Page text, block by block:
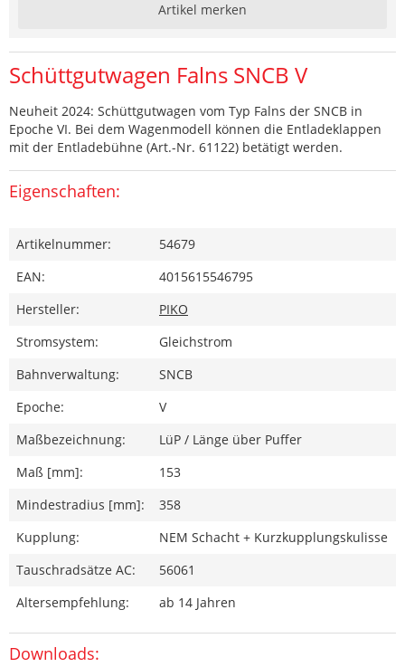
Artikel merken
Schüttgutwagen Falns SNCB V
Neuheit 2024: Schüttgutwagen vom Typ Falns der SNCB in
Epoche VI. Bei dem Wagenmodell können die Entladeklappen
mit der Entladebühne (Art.-Nr. 61122) betätigt werden.
Eigenschaften:
Artikelnummer:
54679
EAN:
4015615546795
Hersteller:
PIKO
Stromsystem:
Gleichstrom
Bahnverwaltung:
SNCB
Epoche:
V
Maßbezeichnung:
LüP / Länge über Puffer
Maß [mm]:
153
Mindestradius [mm]:
358
Kupplung:
NEM Schacht + Kurzkupplungskulisse
Tauschradsätze AC:
56061
Altersempfehlung:
ab 14 Jahren
Downloads: